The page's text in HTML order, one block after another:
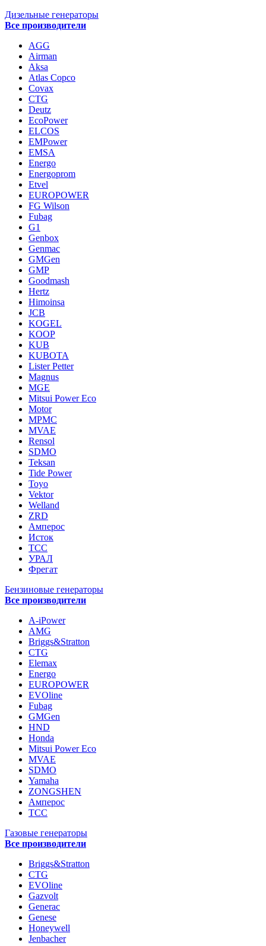
Дизельные генераторы
Все производители
AGG
Airman
Aksa
Atlas Copco
Covax
CTG
Deutz
EcoPower
ELCOS
EMPower
EMSA
Energo
Energoprom
Etvel
EUROPOWER
FG Wilson
Fubag
G1
Genbox
Genmac
GMGen
GMP
Goodmash
Hertz
Himoinsa
JCB
KOGEL
KOOP
KUB
KUBOTA
Lister Petter
Magnus
MGE
Mitsui Power Eco
Motor
MPMC
MVAE
Rensol
SDMO
Teksan
Tide Power
Toyo
Vektor
Welland
ZRD
Амперос
Исток
ТСС
УРАЛ
Фрегат
Бензиновые генераторы
Все производители
A-iPower
AMG
Briggs&Stratton
CTG
Elemax
Energo
EUROPOWER
EVOline
Fubag
GMGen
HND
Honda
Mitsui Power Eco
MVAE
SDMO
Yamaha
ZONGSHEN
Амперос
ТСС
Газовые генераторы
Все производители
Briggs&Stratton
CTG
EVOline
Gazvolt
Generac
Genese
Honeywell
Jenbacher